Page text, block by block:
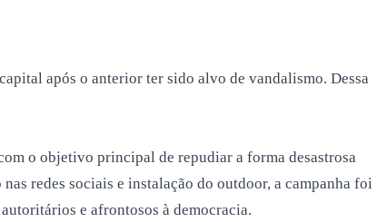
após o anterior ter sido alvo de vandalismo. Dessa
o objetivo principal de repudiar a forma desastrosa
redes sociais e instalação do outdoor, a campanha foi
e afrontosos à democracia.